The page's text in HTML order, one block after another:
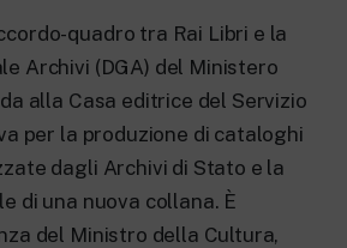
quadro tra Rai Libri e la
Archivi (DGA) del Ministero
alla Casa editrice del Servizio
per la produzione di cataloghi
dagli Archivi di Stato e la
di una nuova collana. È
del Ministro della Cultura,